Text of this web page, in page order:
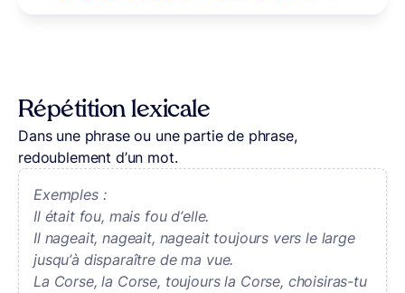
Répétition lexicale
Dans une phrase ou une partie de phrase,
redoublement d’un mot.
Exemples :
Il était fou, mais fou d’elle.
Il nageait, nageait, nageait toujours vers le large
jusqu’à disparaître de ma vue.
La Corse, la Corse, toujours la Corse, choisiras-tu